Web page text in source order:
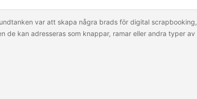
var att skapa några brads för digital scrapbooking,
de kan adresseras som knappar, ramar eller andra typer av